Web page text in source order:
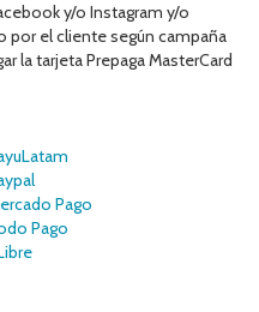
y/o Instagram y/o
por el cliente según campaña
la tarjeta Prepaga MasterCard
Pago
Pago